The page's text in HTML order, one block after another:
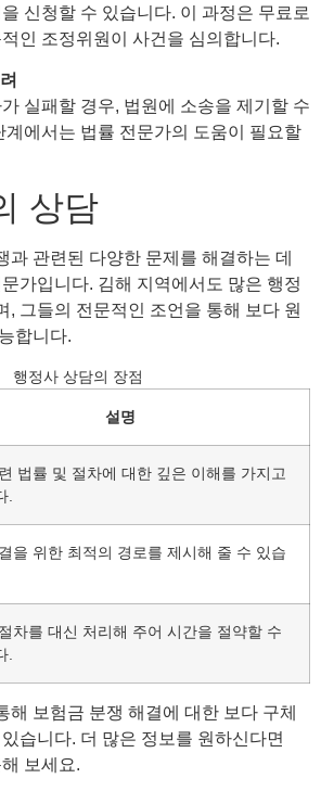
신청할 수 있습니다. 이 과정은 무료로
인 조정위원이 사건을 심의합니다.
실패할 경우, 법원에 소송을 제기할 수
계에서는 법률 전문가의 도움이 필요할
상담
과 관련된 다양한 문제를 해결하는 데
가입니다. 김해 지역에서도 많은 행정
, 그들의 전문적인 조언을 통해 보다 원
합니다.
행정사 상담의 장점
설명
법률 및 절차에 대한 깊은 이해를 가지고
.
을 위한 최적의 경로를 제시해 줄 수 있습
차를 대신 처리해 주어 시간을 절약할 수
.
해 보험금 분쟁 해결에 대한 보다 구체
습니다. 더 많은 정보를 원하신다면
보세요.